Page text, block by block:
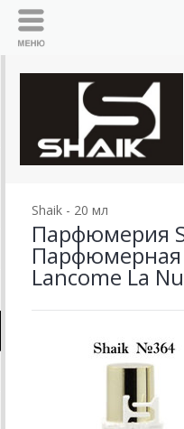
Shaik - 20 мл
Парфюмерия
Lancome La